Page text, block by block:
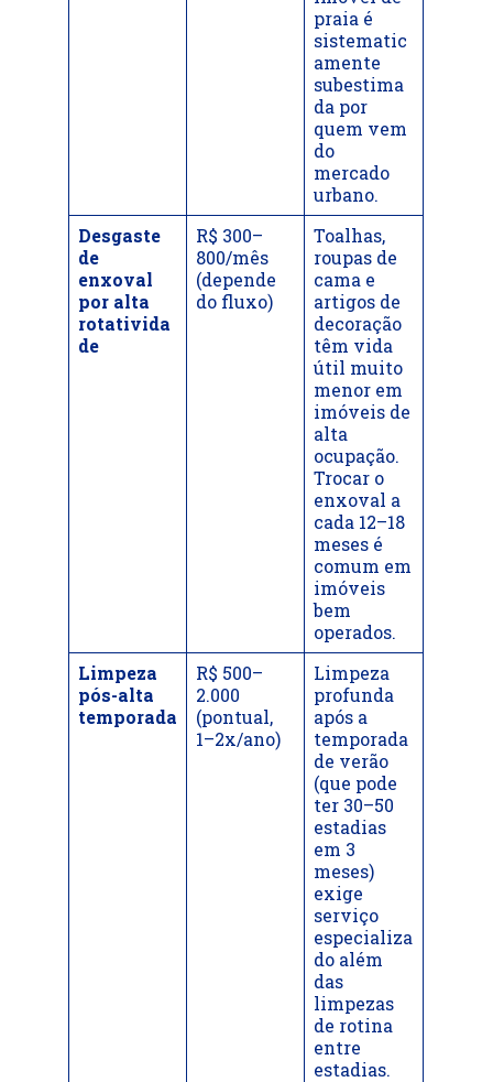
praia é
sistematic
amente
subestima
da por
quem vem
do
mercado
urbano.
Desgaste
de
enxoval
por alta
rotativida
de
R$ 300–
800/mês
(depende
do fluxo)
Toalhas,
roupas de
cama e
artigos de
decoração
têm vida
útil muito
menor em
imóveis de
alta
ocupação.
Trocar o
enxoval a
cada 12–18
meses é
comum em
imóveis
bem
operados.
Limpeza
pós-alta
temporada
R$ 500–
2.000
(pontual,
1–2x/ano)
Limpeza
profunda
após a
temporada
de verão
(que pode
ter 30–50
estadias
em 3
meses)
exige
serviço
especializa
do além
das
limpezas
de rotina
entre
estadias.